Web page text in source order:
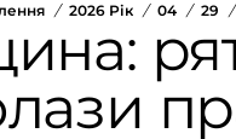
/ 2026 Рік / 04 / 29 /